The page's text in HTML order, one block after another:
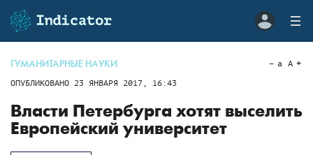
ГУМАНИТАРНЫЕ НАУКИ
ОПУБЛИКОВАНО 23 ЯНВАРЯ 2017, 16:43
a A
Власти Петербурга хотят выселить
Европейский университет